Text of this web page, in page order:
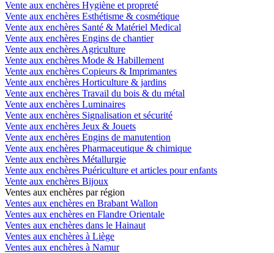
Vente aux enchères Hygiène et propreté
Vente aux enchères Esthétisme & cosmétique
Vente aux enchères Santé & Matériel Medical
Vente aux enchères Engins de chantier
Vente aux enchères Agriculture
Vente aux enchères Mode & Habillement
Vente aux enchères Copieurs & Imprimantes
Vente aux enchères Horticulture & jardins
Vente aux enchères Travail du bois & du métal
Vente aux enchères Luminaires
Vente aux enchères Signalisation et sécurité
Vente aux enchères Jeux & Jouets
Vente aux enchères Engins de manutention
Vente aux enchères Pharmaceutique & chimique
Vente aux enchères Métallurgie
Vente aux enchères Puériculture et articles pour enfants
Vente aux enchères Bijoux
Ventes aux enchères par région
Ventes aux enchères en Brabant Wallon
Ventes aux enchères en Flandre Orientale
Ventes aux enchères dans le Hainaut
Ventes aux enchères à Liège
Ventes aux enchères à Namur